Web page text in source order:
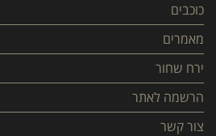
כוכבים
מאמרים
ירח שחור
הרשמה לאתר
צור קשר